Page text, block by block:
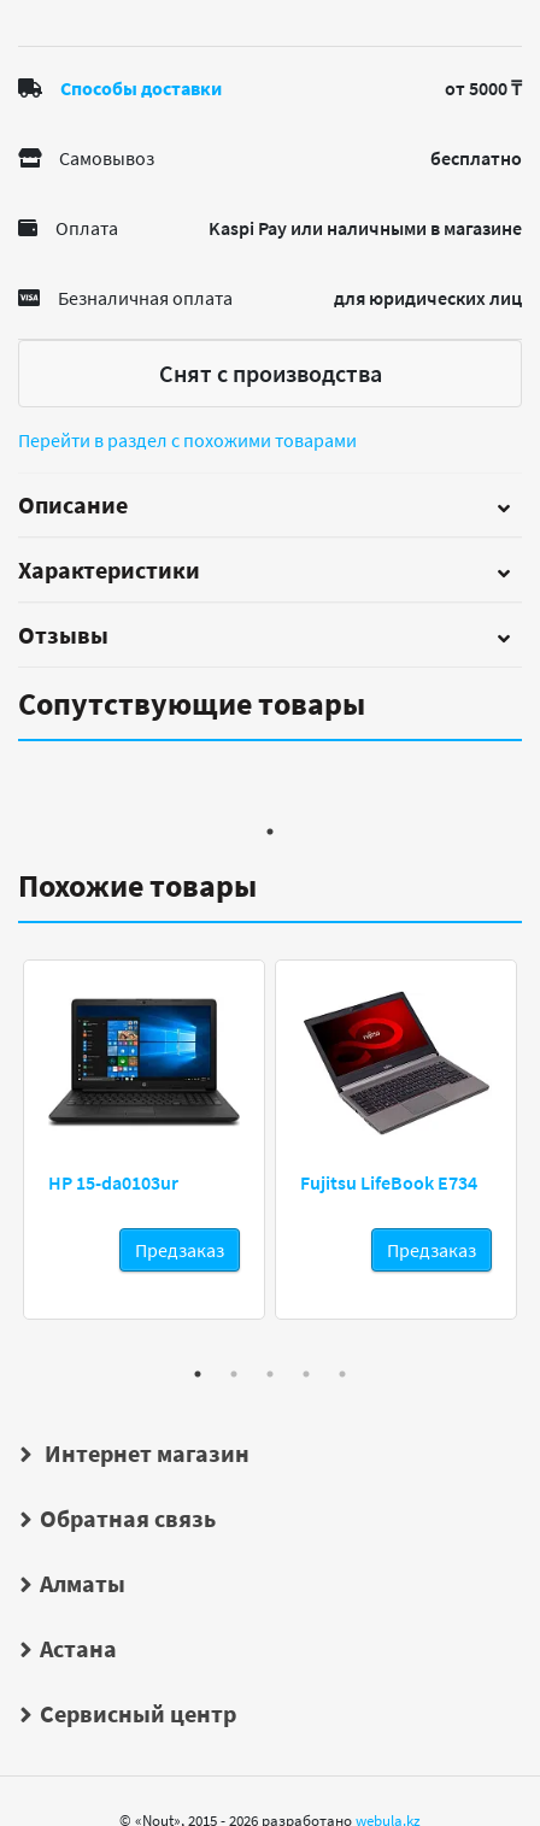
Способы доставки от 5000 ₸
Самовывоз бесплатно
Оплата Kaspi Pay или наличными в магазине
Безналичная оплата для юридических лиц
Снят с производства
Перейти в раздел с похожими товарами
Описание
Характеристики
Отзывы
Сопутствующие товары
Похожие товары
HP 15-da0103ur
Предзаказ
Fujitsu LifeBook E734
Предзаказ
Интернет магазин
Обратная связь
Алматы
Астана
Сервисный центр
© «Nout», 2015 - 2026 разработаноwebula.kz